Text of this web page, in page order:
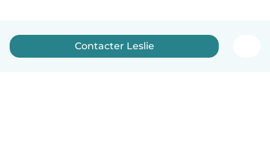
Contacter Leslie